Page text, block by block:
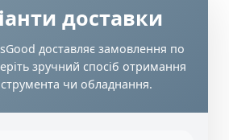
доставки
доставляє замовлення по
зручний спосіб отримання
чи обладнання.